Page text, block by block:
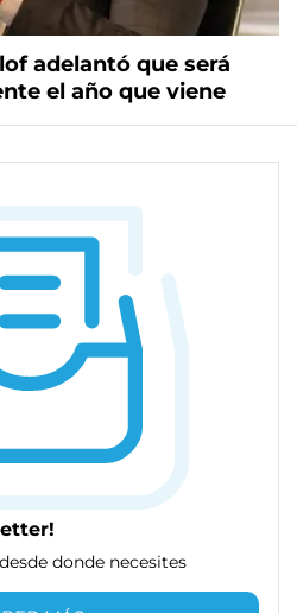
adelantó que será
el año que viene
donde necesites